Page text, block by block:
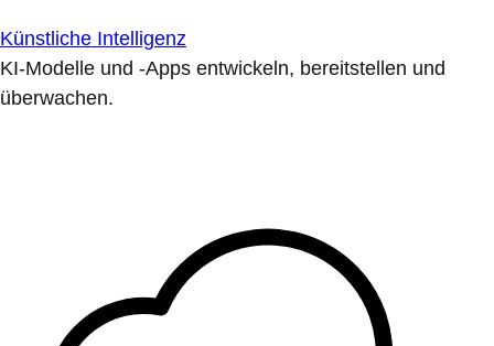
Künstliche Intelligenz
KI-Modelle und -Apps entwickeln, bereitstellen und
überwachen.